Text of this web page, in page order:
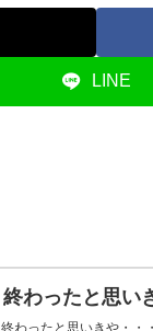
LINE
終わったと思い
終わったと思いきや・・